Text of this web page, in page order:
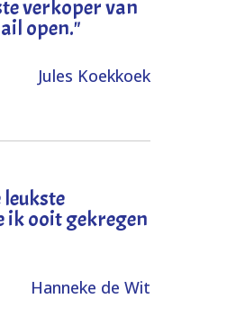
verkoper van
open."
Jules Koekkoek
ik ooit gekregen
Hanneke de Wit